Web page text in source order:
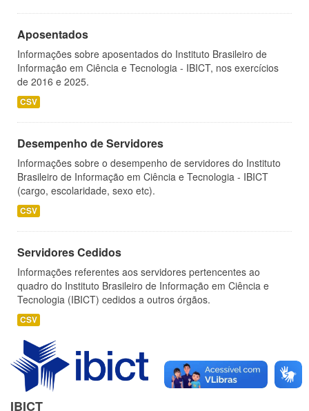
Aposentados
Informações sobre aposentados do Instituto Brasileiro de
Informação em Ciência e Tecnologia - IBICT, nos exercícios
de 2016 e 2025.
CSV
Desempenho de Servidores
Informações sobre o desempenho de servidores do Instituto
Brasileiro de Informação em Ciência e Tecnologia - IBICT
(cargo, escolaridade, sexo etc).
CSV
Servidores Cedidos
Informações referentes aos servidores pertencentes ao
quadro do Instituto Brasileiro de Informação em Ciência e
Tecnologia (IBICT) cedidos a outros órgãos.
CSV
IBICT